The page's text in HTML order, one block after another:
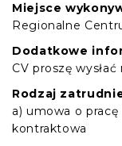
Miejsce
Regionalne
Dodatkowe
CV proszę
Rodzaj
a) umowa o
kontraktowa